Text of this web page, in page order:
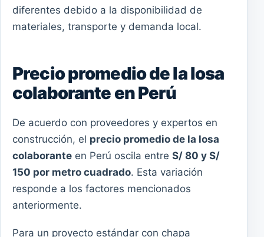
diferentes debido a la disponibilidad de
materiales, transporte y demanda local.
Precio promedio de la losa
colaborante en Perú
De acuerdo con proveedores y expertos en
construcción, el precio promedio de la losa
colaborante en Perú oscila entre S/ 80 y S/
150 por metro cuadrado. Esta variación
responde a los factores mencionados
anteriormente.
Para un proyecto estándar con chapa